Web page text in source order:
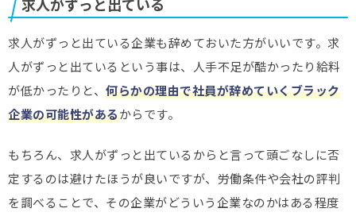
求人がずっと出ている企業も辞めておいた方がいいです。求
人がずっと出ているという事は、人手不足が酷かったり給料
が低かったりと、 何らかの理由で社員が辞めていくブラック
企業の可能性があるからです。
もちろん、求人がずっと出ているからと言って頭ごなしに否
定するのは避けたほうが良いですが、労働条件や会社の評判
を調べることで、その企業がどういう企業なのかはある程度